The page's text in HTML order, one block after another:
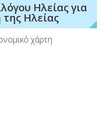
Ηλείας για
της Ηλείας
χάρτη